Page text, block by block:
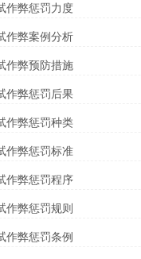
作弊惩罚力度
作弊案例分析
作弊预防措施
作弊惩罚后果
作弊惩罚种类
作弊惩罚标准
作弊惩罚程序
作弊惩罚规则
作弊惩罚条例